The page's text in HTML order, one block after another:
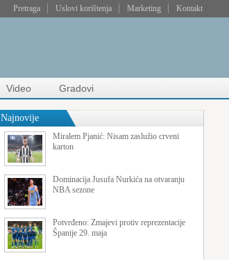
Pretraga Uslovi korištenja Marketing Kontakt
Video Gradovi
Najnovije
Miralem Pjanić: Nisam zaslužio crveni
karton
Dominacija Jusufa Nurkića na otvaranju
NBA sezone
Potvrđeno: Zmajevi protiv reprezentacije
Španije 29. maja